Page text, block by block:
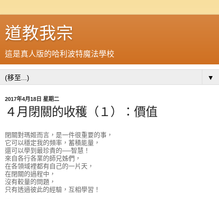
道教我宗
這是真人版的哈利波特魔法學校
▼
2017年4月18日 星期二
４月閉關的收穫（１）：價值
閉關對瑪姬而言，是一件很重要的事，
它可以穩定我的頻率，蓄積能量，
還可以學到最珍貴的──智慧！
來自各行各業的師兄姊們，
在各領域裡都有自己的一片天，
在閉關的過程中，
沒有較量的問題，
只有透過彼此的經驗，互相學習！